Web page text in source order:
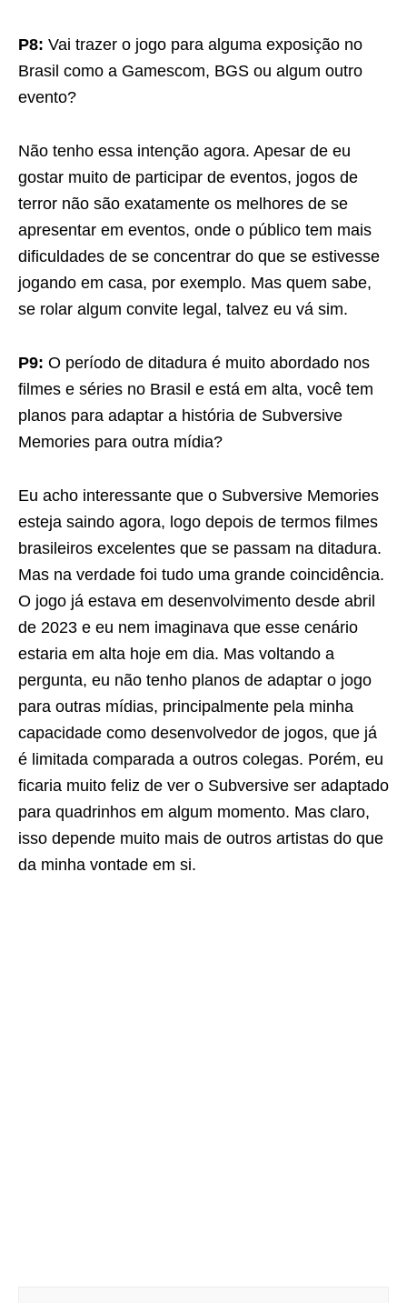
P8: Vai trazer o jogo para alguma exposição no
Brasil como a Gamescom, BGS ou algum outro
evento?
Não tenho essa intenção agora. Apesar de eu
gostar muito de participar de eventos, jogos de
terror não são exatamente os melhores de se
apresentar em eventos, onde o público tem mais
dificuldades de se concentrar do que se estivesse
jogando em casa, por exemplo. Mas quem sabe,
se rolar algum convite legal, talvez eu vá sim.
P9: O período de ditadura é muito abordado nos
filmes e séries no Brasil e está em alta, você tem
planos para adaptar a história de Subversive
Memories para outra mídia?
Eu acho interessante que o Subversive Memories
esteja saindo agora, logo depois de termos filmes
brasileiros excelentes que se passam na ditadura.
Mas na verdade foi tudo uma grande coincidência.
O jogo já estava em desenvolvimento desde abril
de 2023 e eu nem imaginava que esse cenário
estaria em alta hoje em dia. Mas voltando a
pergunta, eu não tenho planos de adaptar o jogo
para outras mídias, principalmente pela minha
capacidade como desenvolvedor de jogos, que já
é limitada comparada a outros colegas. Porém, eu
ficaria muito feliz de ver o Subversive ser adaptado
para quadrinhos em algum momento. Mas claro,
isso depende muito mais de outros artistas do que
da minha vontade em si.